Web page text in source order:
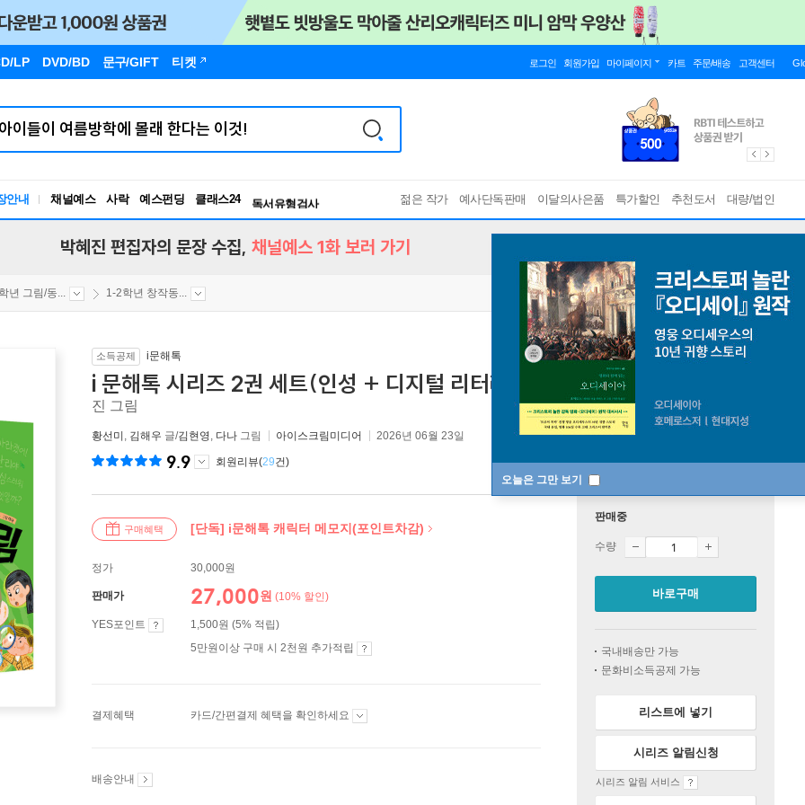
LP DVD/BD 문구/GIFT 티켓 로그인 회원가입 마이페이지 카트 주문/배송 고객센터
안내 채널예스 사락 예스펀딩 클래스24
독서유형검사
RBTI Lab
젊은 작가 예사단독판매 이달의사은품 특가할인 추천도서 대량/법인
오늘은 그만 보기
박혜진 편집자의 문장 수집, 채널예스 1화 보러 가기
년 그림/동... 1-2학년 창작동...
소득공제 i문해톡
i 문해톡 시리즈 2권 세트(인성 + 디지털 리터러시)
이해한다고 괜찮은 건 아니야 + 사라
진 그림
황선미 , 김해우 글/김현영, 다나 그림 아이스크림미디어 2026년 06월 23일
9.9 회원리뷰(29건)
구매혜택 [단독] i문해톡 캐릭터 메모지(포인트차감)
정가 30,000원
판매가 27,000원 (10% 할인)
YES포인트
1,500원 (5% 적립)
5만원이상 구매 시 2천원 추가적립
결제혜택 카드/간편결제 혜택을 확인하세요
배송안내
판매중
수량
바로구매
국내배송만 가능
문화비소득공제 가능
리스트에 넣기
시리즈 알림신청
시리즈 알림 서비스